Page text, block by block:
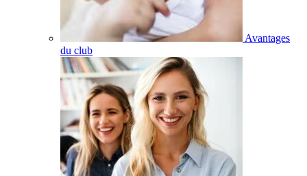
Avantages
du club